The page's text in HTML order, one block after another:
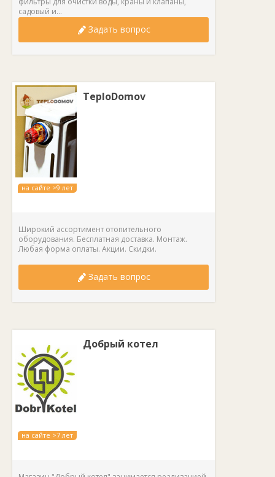
садовый и...
Задать вопрос
на сайте >9 лет
TeploDomov
Широкий ассортимент отопительного
оборудования. Бесплатная доставка. Монтаж.
Любая форма оплаты. Акции. Скидки.
Задать вопрос
на сайте >7 лет
Добрый котел